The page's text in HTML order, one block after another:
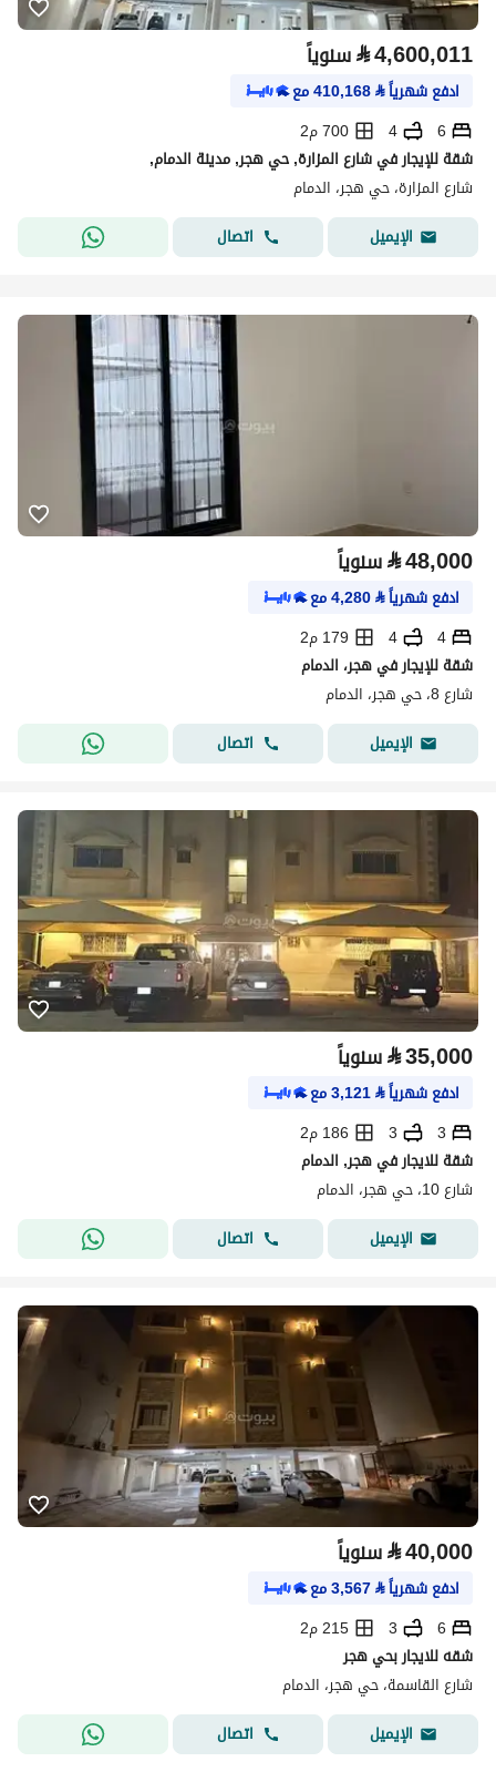
⃁4,600,011 سنوياً
ادفع شهرياً⃁
410,168مع
6
4
700 م2
شقة للإيجار في شارع المزارة, حي هجر, مدينة الدمام,
شارع المزارة، حي هجر، الدمام
الإيميل
اتصال
⃁48,000 سنوياً
ادفع شهرياً⃁
4,280مع
4
4
179 م2
شقة للإيجار في هجر، الدمام
شارع 8، حي هجر، الدمام
الإيميل
اتصال
⃁35,000 سنوياً
ادفع شهرياً⃁
3,121مع
3
3
186 م2
شقة للايجار في هجر, الدمام
شارع 10، حي هجر، الدمام
الإيميل
اتصال
⃁40,000 سنوياً
ادفع شهرياً⃁
3,567مع
6
3
215 م2
شقه للايجار بحي هجر
شارع القاسمة، حي هجر، الدمام
الإيميل
اتصال